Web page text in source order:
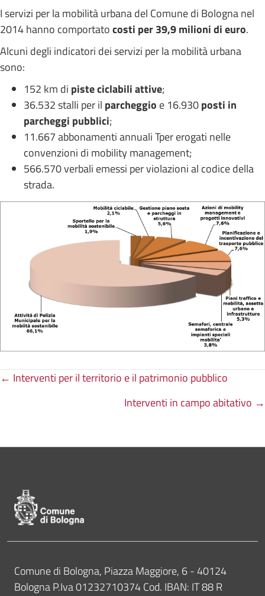
I servizi per la mobilità urbana del Comune di Bologna nel
2014 hanno comportatocosti per 39,9 milioni di euro.
Alcuni degli indicatori dei servizi per la mobilità urbana
sono:
152 km di piste ciclabili attive;
36.532 stalli per il parcheggio e 16.930posti in
parcheggi pubblici;
11.667 abbonamenti annuali Tper erogati nelle
convenzioni di mobility management;
566.570 verbali emessi per violazioni al codice della
strada.
Posts
← Interventi per il territorio e il patrimonio pubblico
Interventi in campo abitativo →
Contatti
Comune di Bologna, Piazza Maggiore, 6 - 40124
Bologna P.Iva 01232710374 Cod. IBAN: IT 88 R